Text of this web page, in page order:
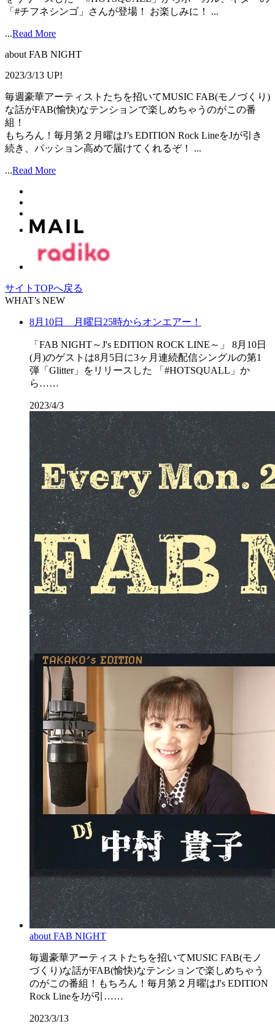
「#チフネシンゴ」さんが登場！ お楽しみに！ ...
...Read More
about FAB NIGHT
2023/3/13 UP!
毎週豪華アーティストたちを招いてMUSIC FAB(モノづくり)
な話がFAB(愉快)なテンションで楽しめちゃうのがこの番
組！
もちろん！毎月第２月曜はJ’s EDITION Rock LineをJが引き
続き、パッション高めで届けてくれるぞ！ ...
...Read More
サイトTOPへ戻る
WHAT’s NEW
8月10日 月曜日25時からオンエアー！
「FAB NIGHT～J's EDITION ROCK LINE～」 8月10日
(月)のゲストは8月5日に3ヶ月連続配信シングルの第1
弾「Glitter」をリリースした 「#HOTSQUALL」か
ら……
2023/4/3
about FAB NIGHT
毎週豪華アーティストたちを招いてMUSIC FAB(モノ
づくり)な話がFAB(愉快)なテンションで楽しめちゃう
のがこの番組！もちろん！毎月第２月曜はJ's EDITION
Rock LineをJが引……
2023/3/13